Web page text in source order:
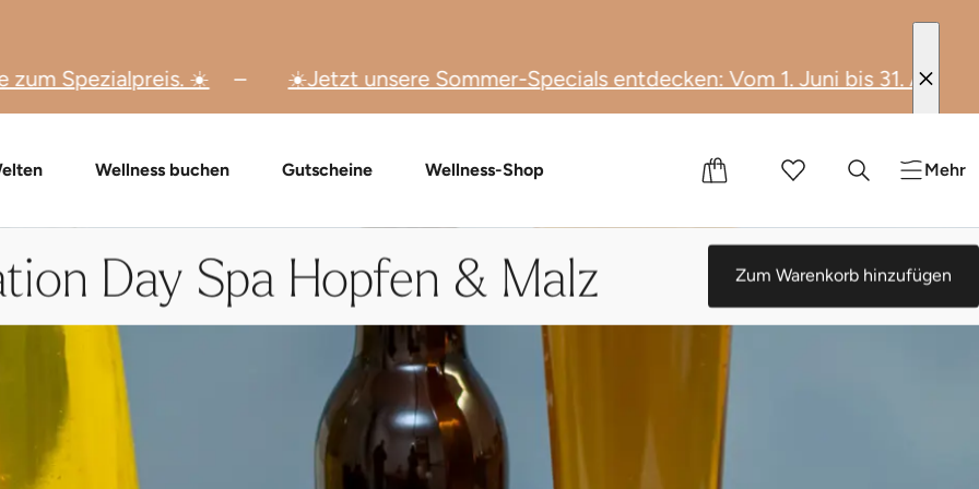
☀️Jetzt unsere Sommer-Specials entdecken: Vom 1. Juni bis 31. August 2026 geniesst du
Wellness buchen
Spa Packages Massagen & Anwendungen Events
Gutscheine
Shop Gutschein prüfen FAQ Gutscheine
Wellness-Shop Mehr
Day Spa Hopfen & Malz Zum Warenkorb hinzufügen